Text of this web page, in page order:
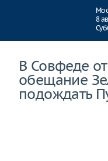
8
В Совфеде
обещание
подождать